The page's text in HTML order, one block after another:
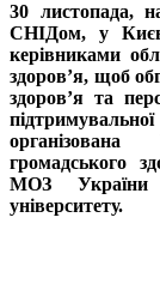
30 листопада,
СНІДом, у
керівниками
здоров’я, щоб
здоров’я та
громадського
МОЗ
університету.